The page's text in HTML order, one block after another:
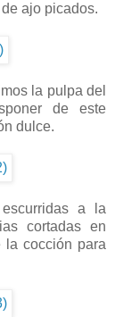
ajo picados.
la pulpa del
de este
dulce.
a la
cortadas en
la cocción para